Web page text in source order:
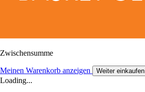
Zwischensumme
Meinen Warenkorb anzeigen Weiter einkaufen
Loading...